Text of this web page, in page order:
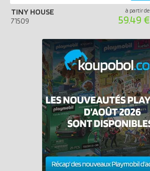
TINY HOUSE
71509
à partir de
59.49 €